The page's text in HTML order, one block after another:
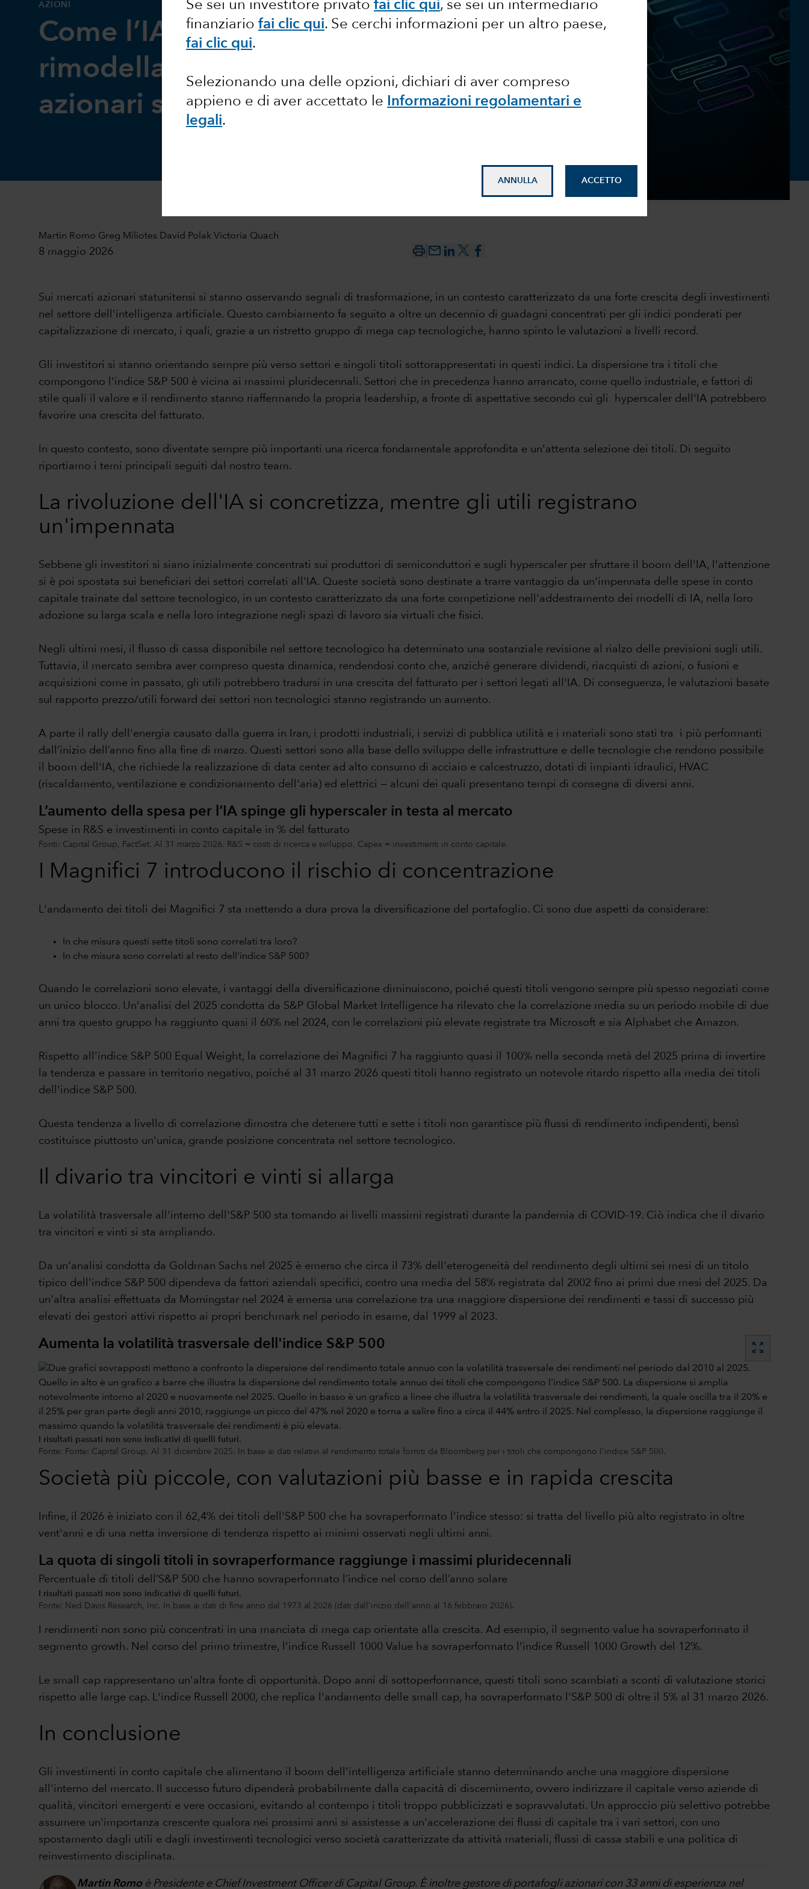
Se sei un investitore privatofai clic qui, se sei un intermediario
finanziariofai clic qui. Se cerchi informazioni per un altro paese,
fai clic qui.
Selezionando una delle opzioni, dichiari di aver compreso
appieno e di aver accettato le Informazioni regolamentari e
legali.
ANNULLA ACCETTO
AZIONI
Come l’IA sta
rimodellando i mercati
azionari statunitensi
Martin Romo Greg Miliotes David Polak Victoria Quach
8 maggio 2026 mail_outline
Sui mercati azionari statunitensi si stanno osservando segnali di trasformazione, in un contesto caratterizzato da una forte crescita degli investimenti
nel settore dell'intelligenza artificiale. Questo cambiamento fa seguito a oltre un decennio di guadagni concentrati per gli indici ponderati per
capitalizzazione di mercato, i quali, grazie a un ristretto gruppo di mega cap tecnologiche, hanno spinto le valutazioni a livelli record.
Gli investitori si stanno orientando sempre più verso settori e singoli titoli sottorappresentati in questi indici. La dispersione tra i titoli che
compongono l'indice S&P 500 è vicina ai massimi pluridecennali. Settori che in precedenza hanno arrancato, come quello industriale, e fattori di
stile quali il valore e il rendimento stanno riaffermando la propria leadership, a fronte di aspettative secondo cui gli hyperscaler dell'IA potrebbero
favorire una crescita del fatturato.
In questo contesto, sono diventate sempre più importanti una ricerca fondamentale approfondita e un'attenta selezione dei titoli. Di seguito
riportiamo i temi principali seguiti dal nostro team.
La rivoluzione dell'IA si concretizza, mentre gli utili registrano
un'impennata
Sebbene gli investitori si siano inizialmente concentrati sui produttori di semiconduttori e sugli hyperscaler per sfruttare il boom dell'IA, l'attenzione
si è poi spostata sui beneficiari dei settori correlati all'IA. Queste società sono destinate a trarre vantaggio da un'impennata delle spese in conto
capitale trainate dal settore tecnologico, in un contesto caratterizzato da una forte competizione nell'addestramento dei modelli di IA, nella loro
adozione su larga scala e nella loro integrazione negli spazi di lavoro sia virtuali che fisici.
Negli ultimi mesi, il flusso di cassa disponibile nel settore tecnologico ha determinato una sostanziale revisione al rialzo delle previsioni sugli utili.
Tuttavia, il mercato sembra aver compreso questa dinamica, rendendosi conto che, anziché generare dividendi, riacquisti di azioni, o fusioni e
acquisizioni come in passato, gli utili potrebbero tradursi in una crescita del fatturato per i settori legati all'IA. Di conseguenza, le valutazioni basate
sul rapporto prezzo/utili forward dei settori non tecnologici stanno registrando un aumento.
A parte il rally dell'energia causato dalla guerra in Iran, i prodotti industriali, i servizi di pubblica utilità e i materiali sono stati tra i più performanti
dall’inizio dell’anno fino alla fine di marzo. Questi settori sono alla base dello sviluppo delle infrastrutture e delle tecnologie che rendono possibile
il boom dell'IA, che richiede la realizzazione di data center ad alto consumo di acciaio e calcestruzzo, dotati di impianti idraulici, HVAC
(riscaldamento, ventilazione e condizionamento dell'aria) ed elettrici — alcuni dei quali presentano tempi di consegna di diversi anni.
L’aumento della spesa per l’IA spinge gli hyperscaler in testa al mercato
Spese in R&S e investimenti in conto capitale in % del fatturato
Fonti: Capital Group, FactSet. Al 31 marzo 2026. R&S = costi di ricerca e sviluppo. Capex = investimenti in conto capitale.
I Magnifici 7 introducono il rischio di concentrazione
L'andamento dei titoli dei Magnifici 7 sta mettendo a dura prova la diversificazione del portafoglio. Ci sono due aspetti da considerare:
In che misura questi sette titoli sono correlati tra loro?
In che misura sono correlati al resto dell'indice S&P 500?
Quando le correlazioni sono elevate, i vantaggi della diversificazione diminuiscono, poiché questi titoli vengono sempre più spesso negoziati come
un unico blocco. Un'analisi del 2025 condotta da S&P Global Market Intelligence ha rilevato che la correlazione media su un periodo mobile di due
anni tra questo gruppo ha raggiunto quasi il 60% nel 2024, con le correlazioni più elevate registrate tra Microsoft e sia Alphabet che Amazon.
Rispetto all'indice S&P 500 Equal Weight, la correlazione dei Magnifici 7 ha raggiunto quasi il 100% nella seconda metà del 2025 prima di invertire
la tendenza e passare in territorio negativo, poiché al 31 marzo 2026 questi titoli hanno registrato un notevole ritardo rispetto alla media dei titoli
dell'indice S&P 500.
Questa tendenza a livello di correlazione dimostra che detenere tutti e sette i titoli non garantisce più flussi di rendimento indipendenti, bensì
costituisce piuttosto un'unica, grande posizione concentrata nel settore tecnologico.
Il divario tra vincitori e vinti si allarga
La volatilità trasversale all'interno dell'S&P 500 sta tornando ai livelli massimi registrati durante la pandemia di COVID-19. Ciò indica che il divario
tra vincitori e vinti si sta ampliando.
Da un'analisi condotta da Goldman Sachs nel 2025 è emerso che circa il 73% dell'eterogeneità del rendimento degli ultimi sei mesi di un titolo
tipico dell'indice S&P 500 dipendeva da fattori aziendali specifici, contro una media del 58% registrata dal 2002 fino ai primi due mesi del 2025. Da
un'altra analisi effettuata da Morningstar nel 2024 è emersa una correlazione tra una maggiore dispersione dei rendimenti e tassi di successo più
elevati dei gestori attivi rispetto ai propri benchmark nel periodo in esame, dal 1999 al 2023.
Aumenta la volatilità trasversale dell'indice S&P 500 zoom_out_map
I risultati passati non sono indicativi di quelli futuri.
Fonte: Fonte: Capital Group. Al 31 dicembre 2025. In base ai dati relativi al rendimento totale forniti da Bloomberg per i titoli che compongono l'indice S&P 500.
Società più piccole, con valutazioni più basse e in rapida crescita
Infine, il 2026 è iniziato con il 62,4% dei titoli dell'S&P 500 che ha sovraperformato l'indice stesso: si tratta del livello più alto registrato in oltre
vent'anni e di una netta inversione di tendenza rispetto ai minimi osservati negli ultimi anni.
La quota di singoli titoli in sovraperformance raggiunge i massimi pluridecennali
Percentuale di titoli dell’S&P 500 che hanno sovraperformato l’indice nel corso dell’anno solare
I risultati passati non sono indicativi di quelli futuri.
Fonte: Ned Davis Research, Inc. In base ai dati di fine anno dal 1973 al 2026 (dati dall'inizio dell'anno al 16 febbraio 2026).
I rendimenti non sono più concentrati in una manciata di mega cap orientate alla crescita. Ad esempio, il segmento value ha sovraperformato il
segmento growth. Nel corso del primo trimestre, l'indice Russell 1000 Value ha sovraperformato l'indice Russell 1000 Growth del 12%.
Le small cap rappresentano un'altra fonte di opportunità. Dopo anni di sottoperformance, questi titoli sono scambiati a sconti di valutazione storici
rispetto alle large cap. L'indice Russell 2000, che replica l'andamento delle small cap, ha sovraperformato l'S&P 500 di oltre il 5% al 31 marzo 2026.
In conclusione
Gli investimenti in conto capitale che alimentano il boom dell'intelligenza artificiale stanno determinando anche una maggiore dispersione
all'interno del mercato. Il successo futuro dipenderà probabilmente dalla capacità di discernimento, ovvero indirizzare il capitale verso aziende di
qualità, vincitori emergenti e vere occasioni, evitando al contempo i titoli troppo pubblicizzati e sopravvalutati. Un approccio più selettivo potrebbe
assumere un'importanza crescente qualora nei prossimi anni si assistesse a un'accelerazione dei flussi di capitale tra i vari settori, con uno
spostamento dagli utili e dagli investimenti tecnologici verso società caratterizzate da attività materiali, flussi di cassa stabili e una politica di
reinvestimento disciplinata.
Martin Romoè Presidente e Chief Investment Officer di Capital Group. È inoltre gestore di portafogli azionari con 33 anni di esperienza nel